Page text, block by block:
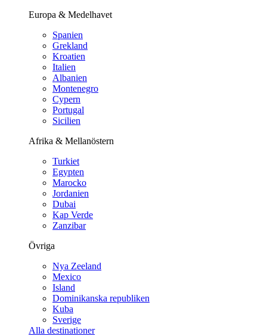
Europa & Medelhavet
Spanien
Grekland
Kroatien
Italien
Albanien
Montenegro
Cypern
Portugal
Sicilien
Afrika & Mellanöstern
Turkiet
Egypten
Marocko
Jordanien
Dubai
Kap Verde
Zanzibar
Övriga
Nya Zeeland
Mexico
Island
Dominikanska republiken
Kuba
Sverige
Alla destinationer